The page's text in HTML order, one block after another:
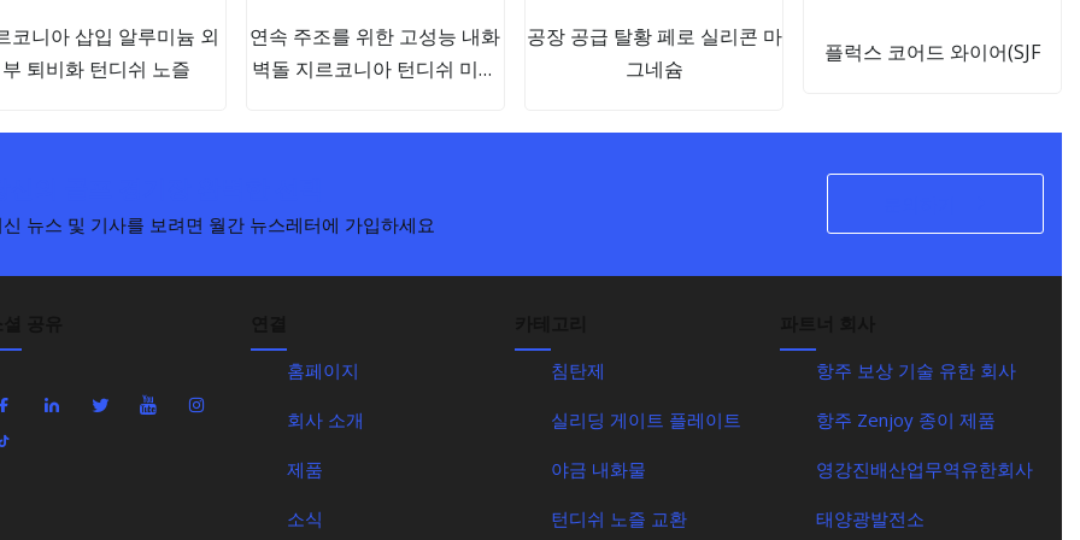
코니아 삽입 알루미늄 외
부 퇴비화 턴디쉬 노즐
연속 주조를 위한 고성능 내화
벽돌 지르코니아 턴디쉬 미터
공장 공급 탈황 페로 실리콘 마
그네슘
플럭스 코어드 와이어(SJF
뉴스 및 기사를 보려면 월간 뉴스레터에 가입하세요
홈페이지
회사 소개
제품
소식
침탄제
실리딩 게이트 플레이트
야금 내화물
턴디쉬 노즐 교환
항주 보상 기술 유한 회사
항주 Zenjoy 종이 제품
영강진배산업무역유한회사
태양광발전소